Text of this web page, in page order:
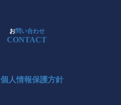
お問い合わせ
CONTACT
個人情報保護方針